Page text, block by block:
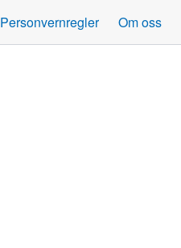
Personvernregler Om oss